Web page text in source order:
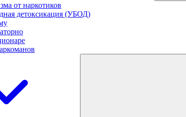
от наркотиков
детоксикация (УБОД)